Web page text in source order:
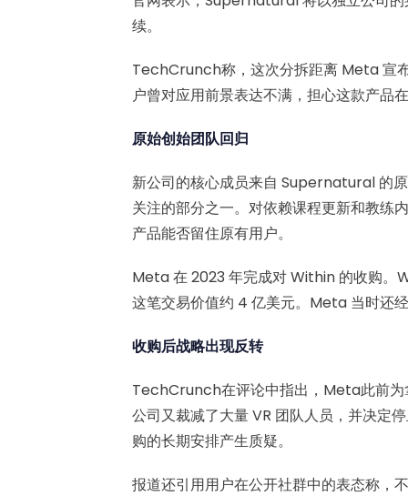
续。
TechCrunch称，这次分拆距离 Meta 宣
户曾对应用前景表达不满，担心这款产品
原始创始团队回归
新公司的核心成员来自 Supernatural 的
关注的部分之一。对依赖课程更新和教练
产品能否留住原有用户。
Meta 在 2023 年完成对 Within 的收购
这笔交易价值约 4 亿美元。Meta 当时还
收购后战略出现反转
TechCrunch在评论中指出，Meta此前为
公司又裁减了大量 VR 团队人员，并决定
购的长期安排产生质疑。
报道还引用用户在公开社群中的表态称